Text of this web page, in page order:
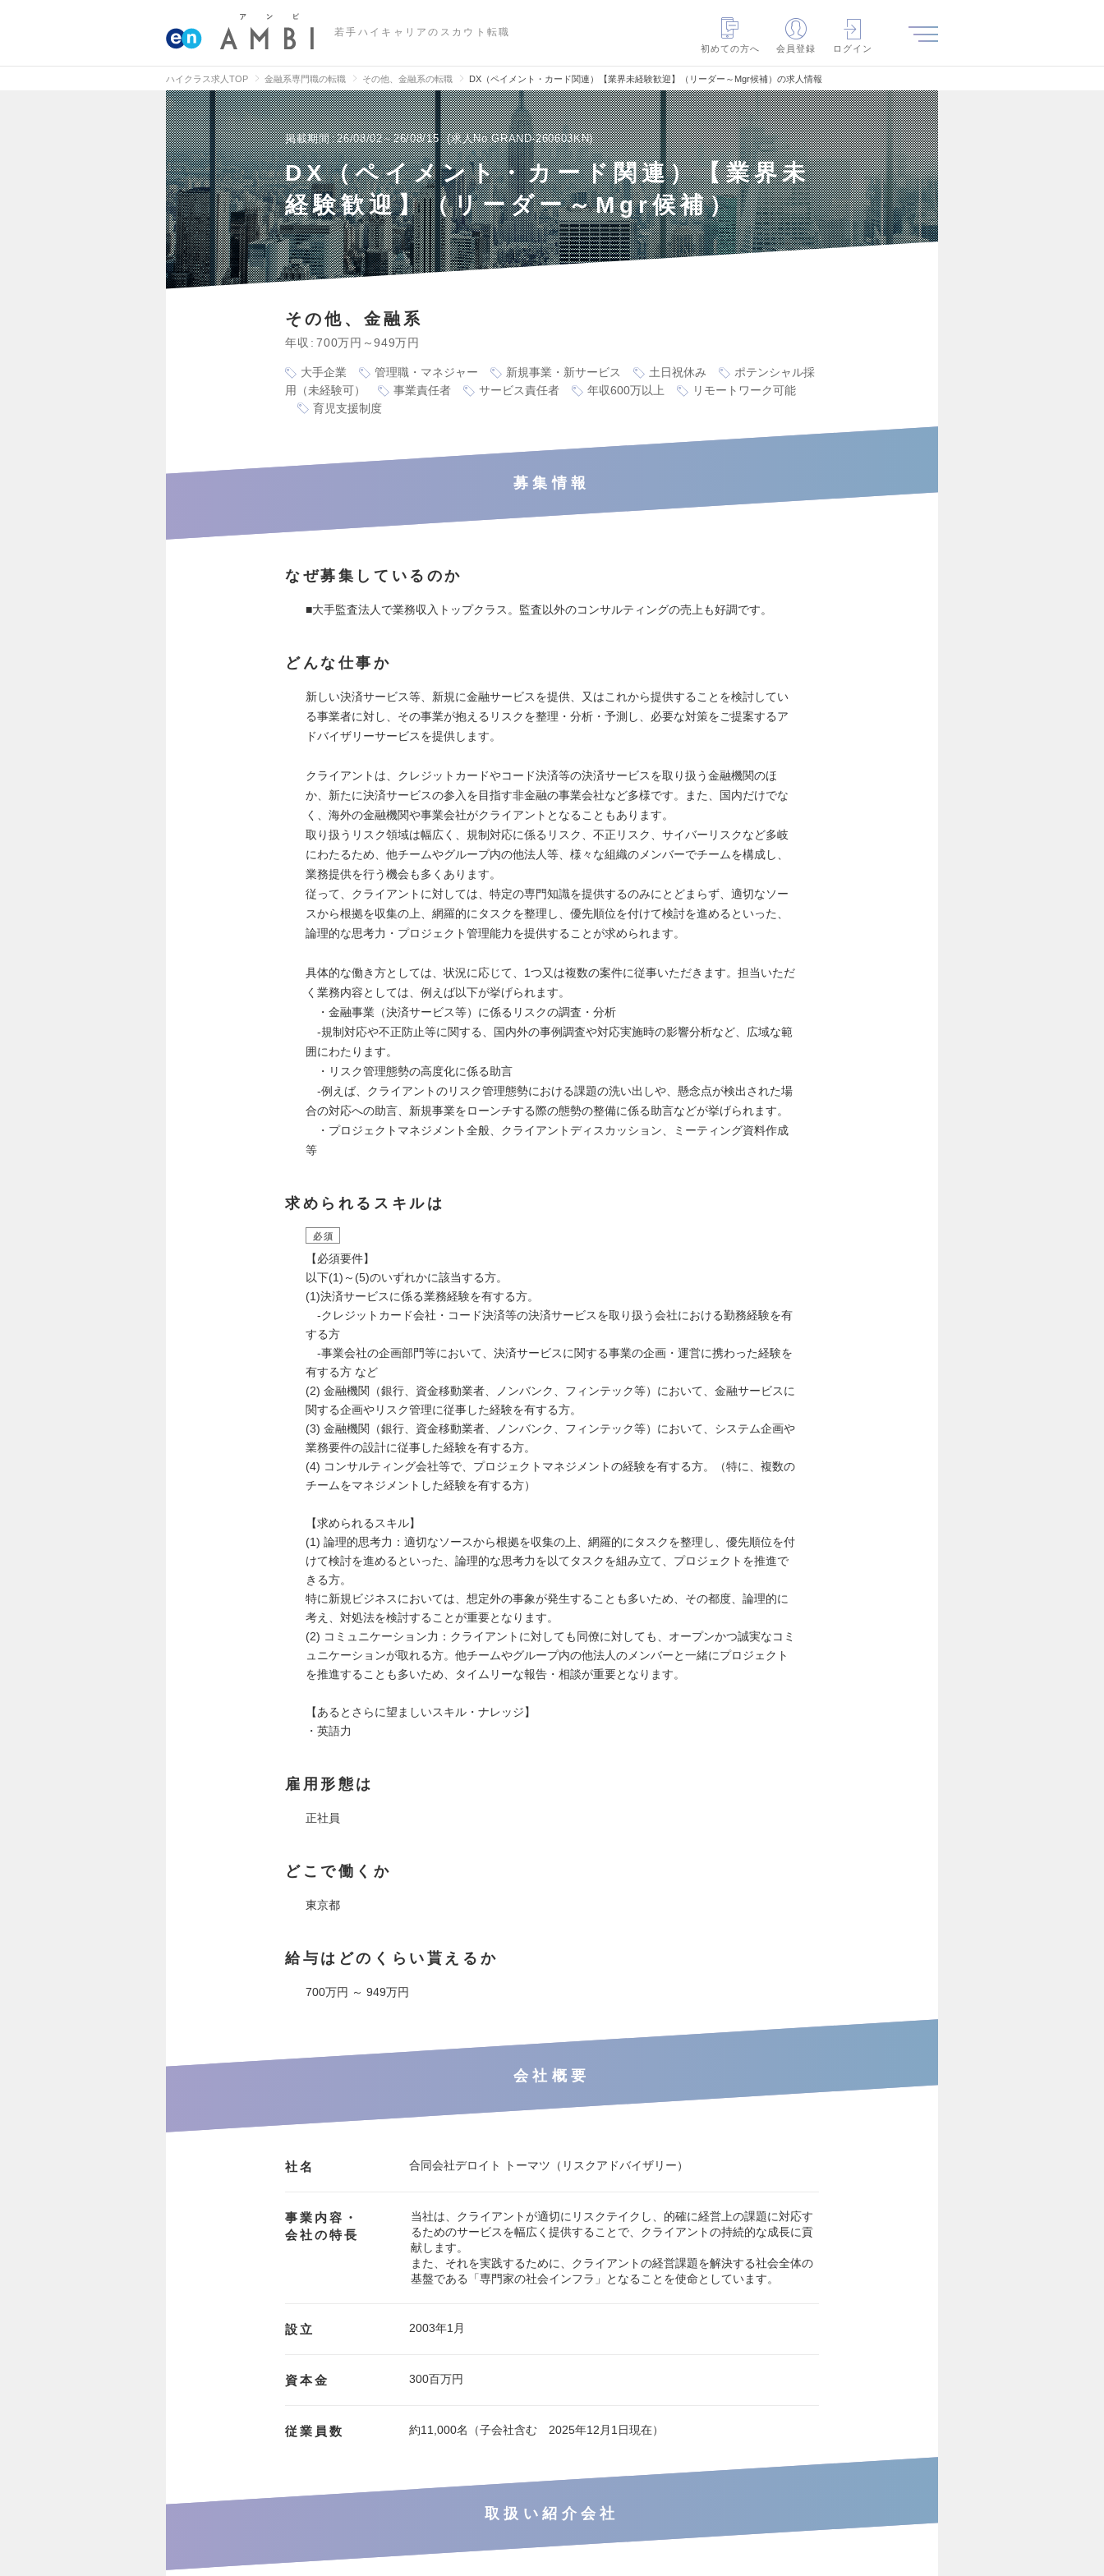
若手ハイキャリアのスカウト転職
初めての方へ
会員登録 ログイン
ハイクラス求人TOP 金融系専門職の転職 その他、金融系の転職 DX（ペイメント・カード関連）【業界未経験歓迎】（リーダー～Mgr候補）の求人情報
掲載期間 26/08/02～26/08/15 求人No.GRAND-260603KN
DX（ペイメント・カード関連）【業界未
経験歓迎】（リーダー～Mgr候補）
その他、金融系
年収 700万円～949万円
大手企業 管理職・マネジャー 新規事業・新サービス 土日祝休み
ポテンシャル採
用（未経験可）
事業責任者 サービス責任者 年収600万以上
リモートワーク可能
育児支援制度
募集情報
なぜ募集しているのか
■大手監査法人で業務収入トップクラス。監査以外のコンサルティングの売上も好調です。
どんな仕事か
新しい決済サービス等、新規に金融サービスを提供、又はこれから提供することを検討してい
る事業者に対し、その事業が抱えるリスクを整理・分析・予測し、必要な対策をご提案するア
ドバイザリーサービスを提供します。
クライアントは、クレジットカードやコード決済等の決済サービスを取り扱う金融機関のほ
か、新たに決済サービスの参入を目指す非金融の事業会社など多様です。また、国内だけでな
く、海外の金融機関や事業会社がクライアントとなることもあります。
取り扱うリスク領域は幅広く、規制対応に係るリスク、不正リスク、サイバーリスクなど多岐
にわたるため、他チームやグループ内の他法人等、様々な組織のメンバーでチームを構成し、
業務提供を行う機会も多くあります。
従って、クライアントに対しては、特定の専門知識を提供するのみにとどまらず、適切なソー
スから根拠を収集の上、網羅的にタスクを整理し、優先順位を付けて検討を進めるといった、
論理的な思考力・プロジェクト管理能力を提供することが求められます。
具体的な働き方としては、状況に応じて、1つ又は複数の案件に従事いただきます。担当いただ
く業務内容としては、例えば以下が挙げられます。
・金融事業（決済サービス等）に係るリスクの調査・分析
-規制対応や不正防止等に関する、国内外の事例調査や対応実施時の影響分析など、広域な範
囲にわたります。
・リスク管理態勢の高度化に係る助言
-例えば、クライアントのリスク管理態勢における課題の洗い出しや、懸念点が検出された場
合の対応への助言、新規事業をローンチする際の態勢の整備に係る助言などが挙げられます。
・プロジェクトマネジメント全般、クライアントディスカッション、ミーティング資料作成
等
求められるスキルは
必須
【必須要件】
以下(1)～(5)のいずれかに該当する方。
(1)決済サービスに係る業務経験を有する方。
-クレジットカード会社・コード決済等の決済サービスを取り扱う会社における勤務経験を有
する方
-事業会社の企画部門等において、決済サービスに関する事業の企画・運営に携わった経験を
有する方 など
(2) 金融機関（銀行、資金移動業者、ノンバンク、フィンテック等）において、金融サービスに
関する企画やリスク管理に従事した経験を有する方。
(3) 金融機関（銀行、資金移動業者、ノンバンク、フィンテック等）において、システム企画や
業務要件の設計に従事した経験を有する方。
(4) コンサルティング会社等で、プロジェクトマネジメントの経験を有する方。（特に、複数の
チームをマネジメントした経験を有する方）
【求められるスキル】
(1) 論理的思考力：適切なソースから根拠を収集の上、網羅的にタスクを整理し、優先順位を付
けて検討を進めるといった、論理的な思考力を以てタスクを組み立て、プロジェクトを推進で
きる方。
特に新規ビジネスにおいては、想定外の事象が発生することも多いため、その都度、論理的に
考え、対処法を検討することが重要となります。
(2) コミュニケーション力：クライアントに対しても同僚に対しても、オープンかつ誠実なコミ
ュニケーションが取れる方。他チームやグループ内の他法人のメンバーと一緒にプロジェクト
を推進することも多いため、タイムリーな報告・相談が重要となります。
【あるとさらに望ましいスキル・ナレッジ】
・英語力
雇用形態は
正社員
どこで働くか
東京都
給与はどのくらい貰えるか
700万円 ～ 949万円
会社概要
社名 合同会社デロイト トーマツ（リスクアドバイザリー）
事業内容・
会社の特長
当社は、クライアントが適切にリスクテイクし、的確に経営上の課題に対応す
るためのサービスを幅広く提供することで、クライアントの持続的な成長に貢
献します。
また、それを実践するために、クライアントの経営課題を解決する社会全体の
基盤である「専門家の社会インフラ」となることを使命としています。
設立 2003年1月
資本金 300百万円
従業員数 約11,000名（子会社含む 2025年12月1日現在）
取扱い紹介会社